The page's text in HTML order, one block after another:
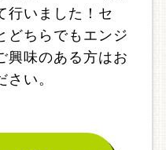
行いました！セ
どちらでもエンジ
興味のある方はお
い。